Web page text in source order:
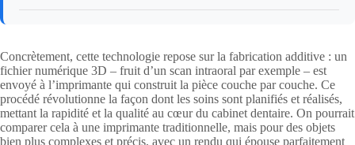
Concrètement, cette technologie repose sur la fabrication additive : un
fichier numérique 3D – fruit d’un scan intraoral par exemple – est
envoyé à l’imprimante qui construit la pièce couche par couche. Ce
procédé révolutionne la façon dont les soins sont planifiés et réalisés,
mettant la rapidité et la qualité au cœur du cabinet dentaire. On pourrait
comparer cela à une imprimante traditionnelle, mais pour des objets
bien plus complexes et précis, avec un rendu qui épouse parfaitement